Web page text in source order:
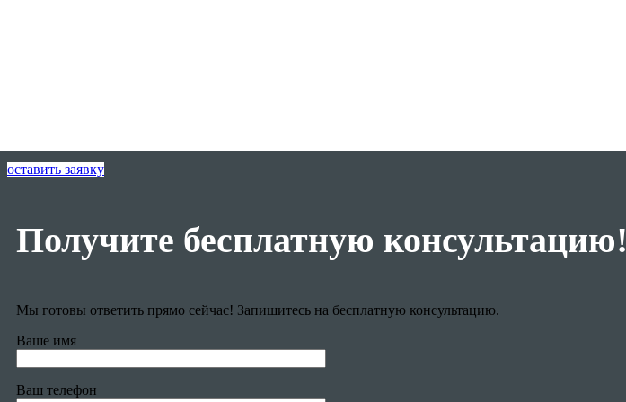
оставить заявку
Получите бесплатную консультацию!
Мы готовы ответить прямо сейчас! Запишитесь на бесплатную консультацию.
Ваше имя
Ваш телефон